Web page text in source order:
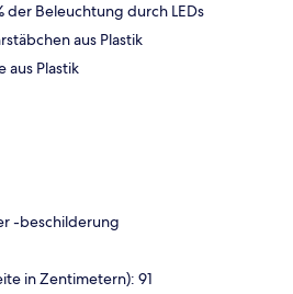
der Beleuchtung durch LEDs
aus Plastik
aus Plastik
-beschilderung
in Zentimetern): 91